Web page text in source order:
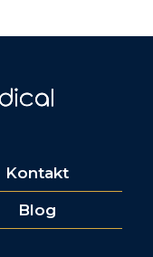
Kontakt
Blog